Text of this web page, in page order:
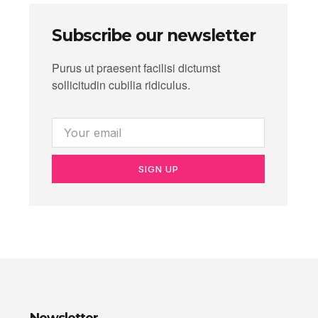
Subscribe our newsletter
Purus ut praesent facilisi dictumst
sollicitudin cubilia ridiculus.
SIGN UP